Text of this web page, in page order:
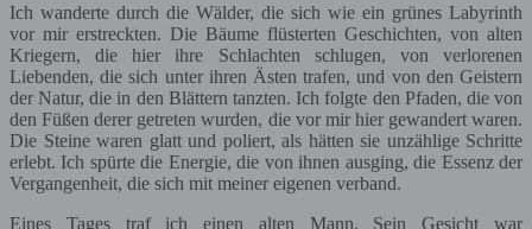
Ich wanderte durch die Wälder, die sich wie ein grünes Labyrinth
vor mir erstreckten. Die Bäume flüsterten Geschichten, von alten
Kriegern, die hier ihre Schlachten schlugen, von verlorenen
Liebenden, die sich unter ihren Ästen trafen, und von den Geistern
der Natur, die in den Blättern tanzten. Ich folgte den Pfaden, die von
den Füßen derer getreten wurden, die vor mir hier gewandert waren.
Die Steine waren glatt und poliert, als hätten sie unzählige Schritte
erlebt. Ich spürte die Energie, die von ihnen ausging, die Essenz der
Vergangenheit, die sich mit meiner eigenen verband.
Eines Tages traf ich einen alten Mann. Sein Gesicht war